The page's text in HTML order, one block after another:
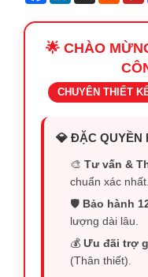
🌟 CHÀO
CHUYÊN THIẾT
💎 ĐẶC QUYỀN
🎨Tư vấn &
chuẩn xác nhất.
🛡️ Bảo hành
lượng dài lâu.
💰Ưu đãi trợ
(Thân thiết).